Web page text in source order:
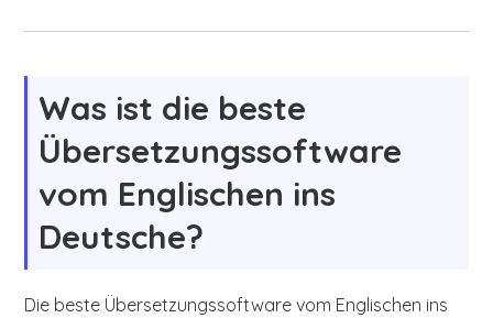
Was ist die beste
Übersetzungssoftware
vom Englischen ins
Deutsche?
Die beste Übersetzungssoftware vom Englischen ins